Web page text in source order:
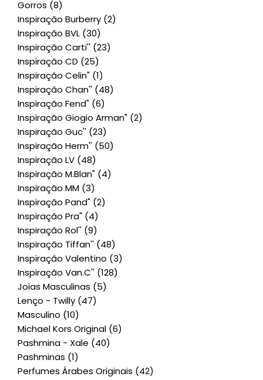
Gorros (8)
Inspiração Burberry (2)
Inspiração BVL (30)
Inspiração Carti'' (23)
Inspiração CD (25)
Inspiração Celin" (1)
Inspiração Chan'' (48)
Inspiração Fend" (6)
Inspiração Giogio Arman" (2)
Inspiração Guc'' (23)
Inspiração Herm'' (50)
Inspiração LV (48)
Inspiração M.Blan" (4)
Inspiração MM (3)
Inspiração Pand" (2)
Inspiração Pra" (4)
Inspiração Rol'' (9)
Inspiração Tiffan'' (48)
Inspiração Valentino (3)
Inspiração Van.C'' (128)
Joias Masculinas (5)
Lenço - Twilly (47)
Masculino (10)
Michael Kors Original (6)
Pashmina - Xale (40)
Pashminas (1)
Perfumes Árabes Originais (42)